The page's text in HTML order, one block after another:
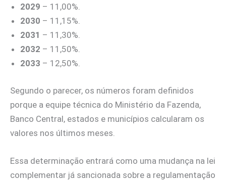
2029 – 11,00%.
2030 – 11,15%.
2031 – 11,30%.
2032 – 11,50%.
2033 – 12,50%.
Segundo o parecer, os números foram definidos
porque a equipe técnica do Ministério da Fazenda,
Banco Central, estados e municípios calcularam os
valores nos últimos meses.
Essa determinação entrará como uma mudança na lei
complementar já sancionada sobre a regulamentação